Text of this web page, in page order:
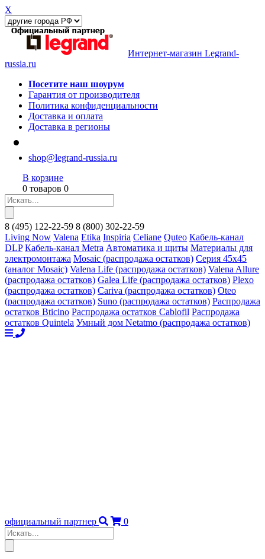
X
Интернет-магазин Legrand-
russia.ru
Посетите наш шоурум
Гарантия от производителя
Политика конфиденциальности
Доставка и оплата
Доставка в регионы
shop@legrand-russia.ru
В корзине
0 товаров 0
8 (495) 122-22-59 8 (800) 302-22-59
Living Now Valena Etika Inspiria Celiane Quteo Кабель-канал
DLP Кабель-канал Metra Автоматика и щиты Материалы для
электромонтажа Mosaic (распродажа остатков) Серия 45х45
(аналог Mosaic) Valena Life (распродажа остатков) Valena Allure
(распродажа остатков) Galea Life (распродажа остатков) Plexo
(распродажа остатков) Cariva (распродажа остатков) Oteo
(распродажа остатков) Suno (распродажа остатков) Распродажа
остатков Bticino Распродажа остатков Cablofil Распродажа
остатков Quintela Умный дом Netatmo (распродажа остатков)
официальный партнер 0